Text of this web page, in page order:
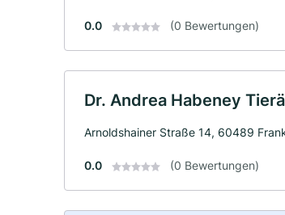
0.0 (0 Bewertungen)
Dr. Andrea Habeney
Arnoldshainer Straße 14, 60489
0.0 (0 Bewertungen)